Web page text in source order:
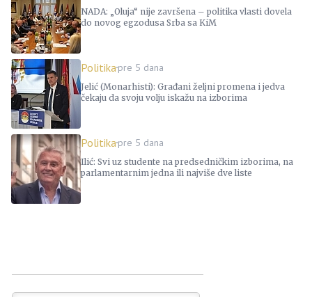
NADA: „Oluja“ nije završena – politika vlasti dovela
do novog egzodusa Srba sa KiM
Politikapre 5 dana
Jelić (Monarhisti): Građani željni promena i jedva
čekaju da svoju volju iskažu na izborima
Politikapre 5 dana
Ilić: Svi uz studente na predsedničkim izborima, na
parlamentarnim jedna ili najviše dve liste